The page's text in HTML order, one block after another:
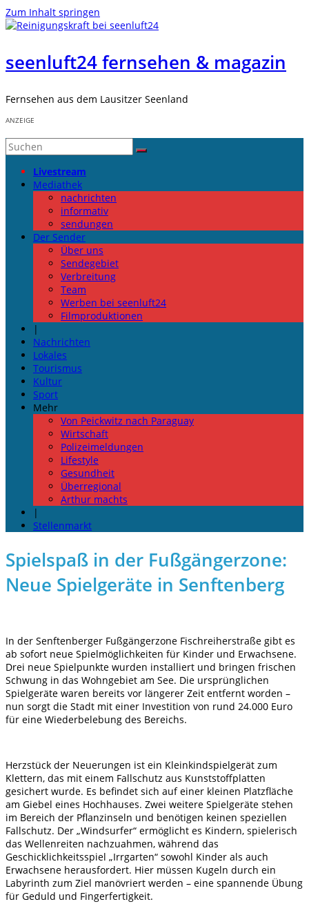
Zum Inhalt springen
seenluft24 fernsehen & magazin
Fernsehen aus dem Lausitzer Seenland
ANZEIGE
Livestream
Mediathek
nachrichten
informativ
sendungen
Der Sender
Über uns
Sendegebiet
Verbreitung
Team
Werben bei seenluft24
Filmproduktionen
|
Nachrichten
Lokales
Tourismus
Kultur
Sport
Mehr
Von Peickwitz nach Paraguay
Wirtschaft
Polizeimeldungen
Lifestyle
Gesundheit
Überregional
Arthur machts
|
Stellenmarkt
Spielspaß in der Fußgängerzone:
Neue Spielgeräte in Senftenberg
In der Senftenberger Fußgängerzone Fischreiherstraße gibt es
ab sofort neue Spielmöglichkeiten für Kinder und Erwachsene.
Drei neue Spielpunkte wurden installiert und bringen frischen
Schwung in das Wohngebiet am See. Die ursprünglichen
Spielgeräte waren bereits vor längerer Zeit entfernt worden –
nun sorgt die Stadt mit einer Investition von rund 24.000 Euro
für eine Wiederbelebung des Bereichs.
Herzstück der Neuerungen ist ein Kleinkindspielgerät zum
Klettern, das mit einem Fallschutz aus Kunststoffplatten
gesichert wurde. Es befindet sich auf einer kleinen Platzfläche
am Giebel eines Hochhauses. Zwei weitere Spielgeräte stehen
im Bereich der Pflanzinseln und benötigen keinen speziellen
Fallschutz. Der „Windsurfer“ ermöglicht es Kindern, spielerisch
das Wellenreiten nachzuahmen, während das
Geschicklichkeitsspiel „Irrgarten“ sowohl Kinder als auch
Erwachsene herausfordert. Hier müssen Kugeln durch ein
Labyrinth zum Ziel manövriert werden – eine spannende Übung
für Geduld und Fingerfertigkeit.